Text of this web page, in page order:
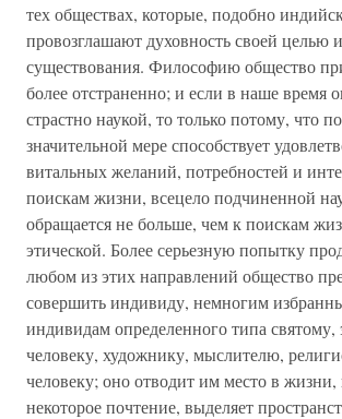
тех обществах, которые, подобно
провозглашают духовность своей
существования. Философию общество
более отстраненно; и если в наше время
страстно наукой, то только потому, что
значительной мере способствует
витальных желаний, потребностей и
поискам жизни, всецело подчиненной
обращается не больше, чем к поискам
этической. Более серьезную попытку
любом из этих направлений общество
совершить индивиду, немногим
индивидам определенного типа святому,
человеку, художнику, мыслителю,
человеку; оно отводит им место в жизни,
некоторое почтение, выделяет